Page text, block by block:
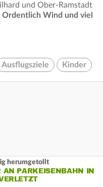
und Ober-Ramstadt
Ordentlich Wind und viel
Ausflugsziele Kinder
herumgetollt
AN PARKEISENBAHN IN